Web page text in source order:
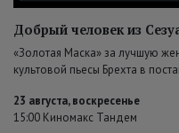
Добрый человек из
«Золотая Маска» за лучшую
культовой пьесы Брехта в
23 августа, воскресенье
15:00 Киномакс Тандем